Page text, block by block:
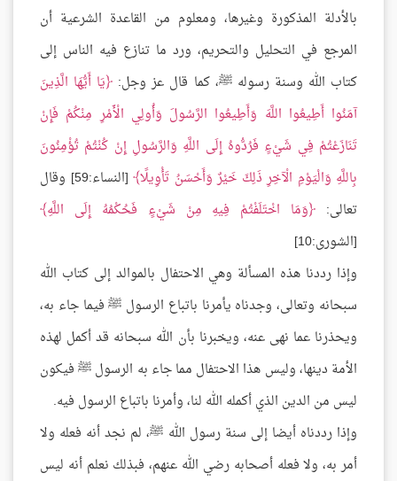
بالأدلة المذكورة وغيرها، ومعلوم من القاعدة الشرعية أن
المرجع في التحليل والتحريم، ورد ما تنازع فيه الناس إلى
كتاب الله وسنة رسوله ﷺ، كما قال عز وجل: يَا أَيُّهَا الَّذِينَ
آمَنُوا أَطِيعُوا اللَّهَ وَأَطِيعُوا الرَّسُولَ وَأُولِي الْأَمْرِ مِنْكُمْ فَإِنْ
تَنَازَعْتُمْ فِي شَيْءٍ فَرُدُّوهُ إِلَى اللَّهِ وَالرَّسُولِ إِنْ كُنْتُمْ تُؤْمِنُونَ
بِاللَّهِ وَالْيَوْمِ الْآخِرِ ذَلِكَ خَيْرٌ وَأَحْسَنُ تَأْوِيلًا
[النساء:59] وقال
تعالى:
وَمَا اخْتَلَفْتُمْ فِيهِ مِنْ شَيْءٍ فَحُكْمُهُ إِلَى اللَّهِ
[الشورى:10]
وإذا رددنا هذه المسألة وهي الاحتفال بالموالد إلى كتاب الله
سبحانه وتعالى، وجدناه يأمرنا باتباع الرسول ﷺ فيما جاء به،
ويحذرنا عما نهى عنه، ويخبرنا بأن الله سبحانه قد أكمل لهذه
الأمة دينها، وليس هذا الاحتفال مما جاء به الرسول ﷺ فيكون
ليس من الدين الذي أكمله الله لنا، وأمرنا باتباع الرسول فيه.
وإذا رددناه أيضا إلى سنة رسول الله ﷺ، لم نجد أنه فعله ولا
أمر به، ولا فعله أصحابه رضي الله عنهم، فبذلك نعلم أنه ليس